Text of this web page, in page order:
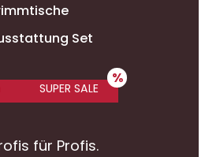
Set
SUPER SALE
für Profis.